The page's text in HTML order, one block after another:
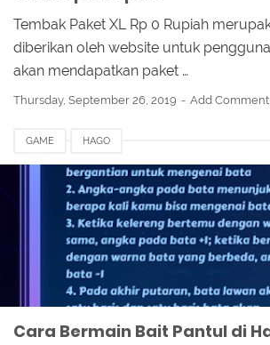
Tembak Paket XL Rp 0 Rupiah
diberikan oleh website untuk
akan mendapatkan paket …
Thursday, September 26, 2019 Add Comment
GAME HAGO
Cara Bermain Bait Pantul di